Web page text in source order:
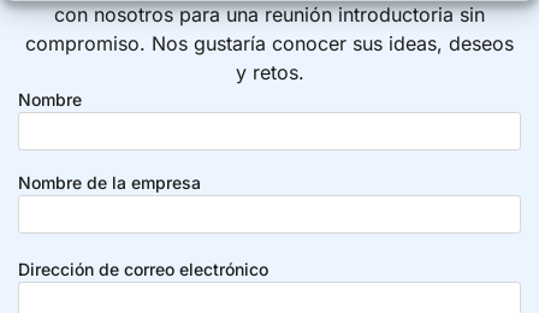
con nosotros para una reunión introductoria sin
compromiso. Nos gustaría conocer sus ideas, deseos
y retos.
Nombre
Nombre de la empresa
Dirección de correo electrónico